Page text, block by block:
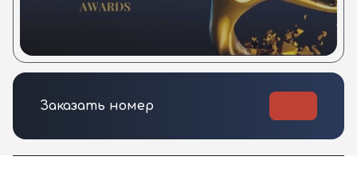
Заказать номер